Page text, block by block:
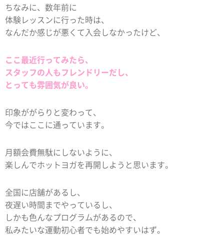
ちなみに、数年前に
体験レッスンに行った時は、
なんだか感じが悪くて入会しなかったけど、
ここ最近行ってみたら、
スタッフの人もフレンドリーだし、
とっても雰囲気が良い。
印象ががらりと変わって、
今ではここに通っています。
月額会費無駄にしないように、
楽しんでホットヨガを再開しようと思います。
全国に店舗があるし、
夜遅い時間までやっているし、
しかも色んなプログラムがあるので、
私みたいな運動初心者でも始めやすいはず。